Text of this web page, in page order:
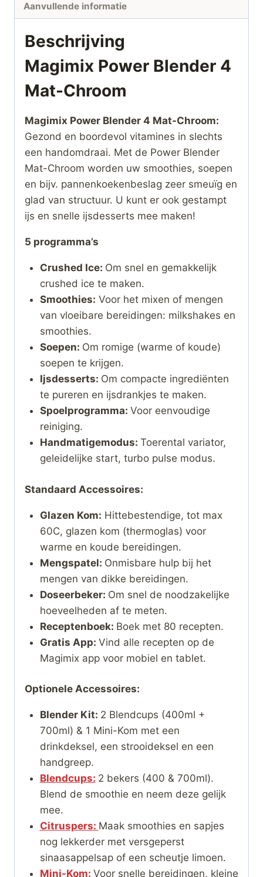
Aanvullende informatie
Beschrijving
Magimix Power Blender 4
Mat-Chroom
Magimix Power Blender 4 Mat-Chroom:
Gezond en boordevol vitamines in slechts
een handomdraai. Met de Power Blender
Mat-Chroom worden uw smoothies, soepen
en bijv. pannenkoekenbeslag zeer smeuïg en
glad van structuur. U kunt er ook gestampt
ijs en snelle ijsdesserts mee maken!
5 programma’s
Crushed Ice: Om snel en gemakkelijk
crushed ice te maken.
Smoothies: Voor het mixen of mengen
van vloeibare bereidingen: milkshakes en
smoothies.
Soepen: Om romige (warme of koude)
soepen te krijgen.
Ijsdesserts: Om compacte ingrediënten
te pureren en ijsdrankjes te maken.
Spoelprogramma: Voor eenvoudige
reiniging.
Handmatigemodus: Toerental variator,
geleidelijke start, turbo pulse modus.
Standaard Accessoires:
Glazen Kom: Hittebestendige, tot max
60C, glazen kom (thermoglas) voor
warme en koude bereidingen.
Mengspatel: Onmisbare hulp bij het
mengen van dikke bereidingen.
Doseerbeker: Om snel de noodzakelijke
hoeveelheden af te meten.
Receptenboek: Boek met 80 recepten.
Gratis App: Vind alle recepten op de
Magimix app voor mobiel en tablet.
Optionele Accessoires:
Blender Kit: 2 Blendcups (400ml +
700ml) & 1 Mini-Kom met een
drinkdeksel, een strooideksel en een
handgreep.
Blendcups: 2 bekers (400 & 700ml).
Blend de smoothie en neem deze gelijk
mee.
Citruspers: Maak smoothies en sapjes
nog lekkerder met versgeperst
sinaasappelsap of een scheutje limoen.
Mini-Kom: Voor snelle bereidingen, kleine